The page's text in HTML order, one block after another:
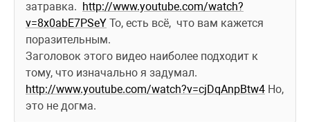
затравка. http://www.youtube.com/watch?
v=8x0abE7PSeY То, есть всё,  что вам кажется
поразительным.
Заголовок этого видео наиболее подходит к
http://www.youtube.com/watch?v=cjDqAnpBtw4 Но,
это не догма.